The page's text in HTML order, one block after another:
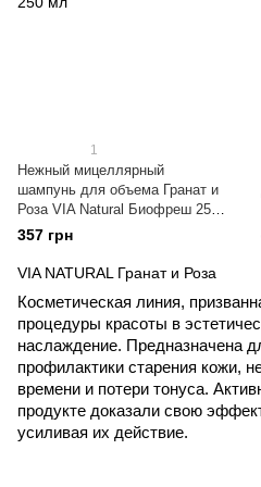
1
Нежный мицеллярный
шампунь для объема Гранат и
Роза VIA Natural Биофреш 250
мл
357 грн
VIA NATURAL Гранат и Роза
Косметическая линия,
процедуры красоты в
наслаждение. Предназначена
профилактики старения кожи,
времени и потери тонуса.
продукте доказали свою
усиливая их действие.